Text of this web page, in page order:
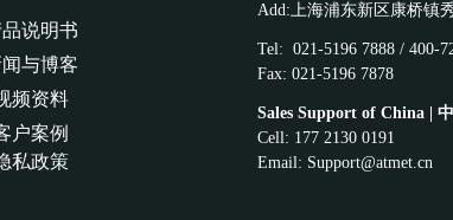
说明书
与博客
频资料
户案例
Add:上海浦东新区康桥镇
Tel: 021-5196 7888 / 400-
Fax: 021-5196 7878
Sales Support of China
|
Cell: 177 2130 0191
Email: Support@atmet.cn
私政策